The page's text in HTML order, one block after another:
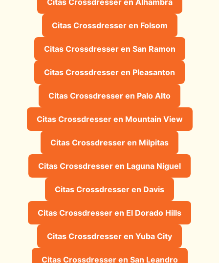
Citas Crossdresser en Folsom
Citas Crossdresser en San Ramon
Citas Crossdresser en Pleasanton
Citas Crossdresser en Palo Alto
Citas Crossdresser en Mountain View
Citas Crossdresser en Milpitas
Citas Crossdresser en Laguna Niguel
Citas Crossdresser en Davis
Citas Crossdresser en El Dorado Hills
Citas Crossdresser en Yuba City
Citas Crossdresser en San Leandro